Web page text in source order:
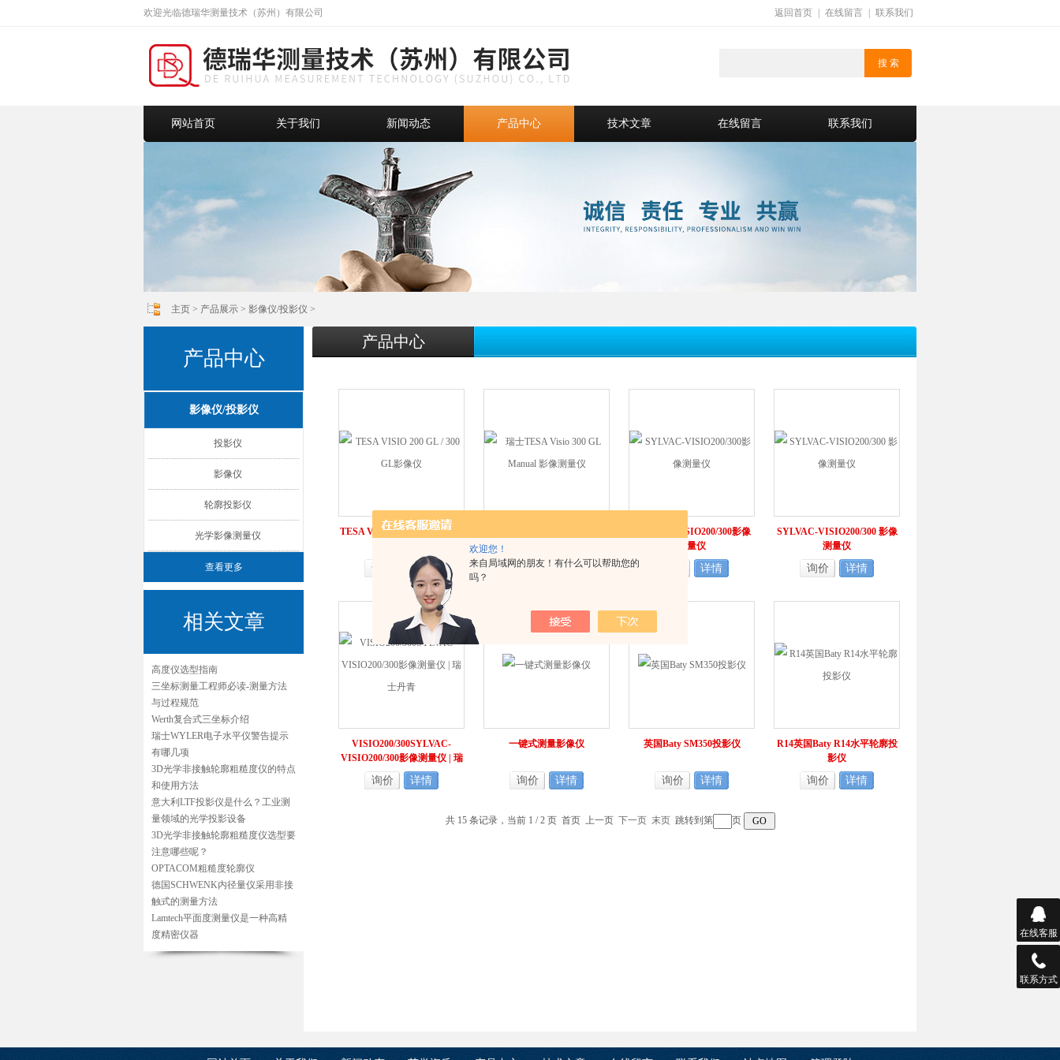
欢迎您！
来自局域网的朋友！有什么可以帮助您的
吗？
欢迎光临德瑞华测量技术（苏州）有限公司 返回首页 在线留言 联系我们
网站首页 关于我们 新闻动态 产品中心 技术文章 在线留言 联系我们
主页 > 产品展示 > 影像仪/投影仪 >
产品中心
影像仪/投影仪
投影仪
影像仪
轮廓投影仪
光学影像测量仪
查看更多
相关文章
高度仪选型指南
三坐标测量工程师必读-测量方法
与过程规范
Werth复合式三坐标介绍
瑞士WYLER电子水平仪警告提示
有哪几项
3D光学非接触轮廓粗糙度仪的特点
和使用方法
意大利LTF投影仪是什么？工业测
量领域的光学投影设备
3D光学非接触轮廓粗糙度仪选型要
注意哪些呢？
OPTACOM粗糙度轮廓仪
德国SCHWENK内径量仪采用非接
触式的测量方法
Lamtech平面度测量仪是一种高精
度精密仪器
产品中心
TESA VISIO 200 GL / 300 GL
询价 详情 询价 详情
SYLVAC-VISIO200/300影像
测量仪
详情
SYLVAC-VISIO200/300 影像
测量仪
询价 详情
VISIO200/300SYLVAC-
VISIO200/300影像测量仪 | 瑞
士丹青
询价 详情
一键式测量影像仪
询价 详情
英国Baty SM350投影仪
询价 详情
R14英国Baty R14水平轮廓投
影仪
询价 详情
共 15 条记录，当前 1 / 2 页 首页 上一页 下一页 末页跳转到第 页
在线客服
联系方式